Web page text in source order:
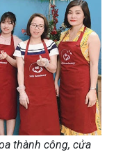
thành công, cửa